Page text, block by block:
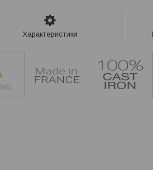
Характеристики